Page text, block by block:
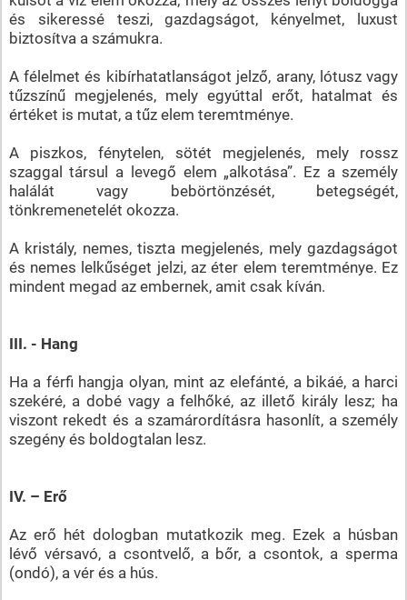
és sikeressé teszi, gazdagságot, kényelmet, luxust
biztosítva a számukra.
A félelmet és kibírhatatlanságot jelző, arany, lótusz vagy
tűzszínű megjelenés, mely egyúttal erőt, hatalmat és
értéket is mutat, a tűz elem teremtménye.
A piszkos, fénytelen, sötét megjelenés, mely rossz
szaggal társul a levegő elem „alkotása”. Ez a személy
halálát vagy bebörtönzését, betegségét,
tönkremenetelét okozza.
A kristály, nemes, tiszta megjelenés, mely gazdagságot
és nemes lelkűséget jelzi, az éter elem teremtménye. Ez
mindent megad az embernek, amit csak kíván.
III. - Hang
Ha a férfi hangja olyan, mint az elefánté, a bikáé, a harci
szekéré, a dobé vagy a felhőké, az illető király lesz; ha
viszont rekedt és a szamárordításra hasonlít, a személy
szegény és boldogtalan lesz.
IV. – Erő
Az erő hét dologban mutatkozik meg. Ezek a húsban
lévő vérsavó, a csontvelő, a bőr, a csontok, a sperma
(ondó), a vér és a hús.